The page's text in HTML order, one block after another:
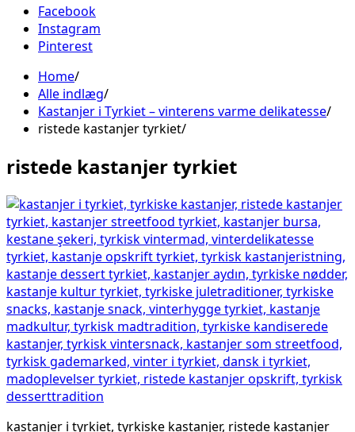
Facebook
Instagram
Pinterest
Home
Alle indlæg
Kastanjer i Tyrkiet – vinterens varme delikatesse
ristede kastanjer tyrkiet
ristede kastanjer tyrkiet
kastanjer i tyrkiet, tyrkiske kastanjer, ristede kastanjer